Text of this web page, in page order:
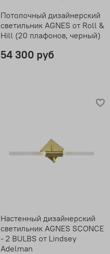
Потолочный дизайнерский
светильник AGNES от Roll &
Hill (20 плафонов, черный)
54 300 руб
Настенный дизайнерский
светильник AGNES SCONCE
- 2 BULBS от Lindsey
Adelman